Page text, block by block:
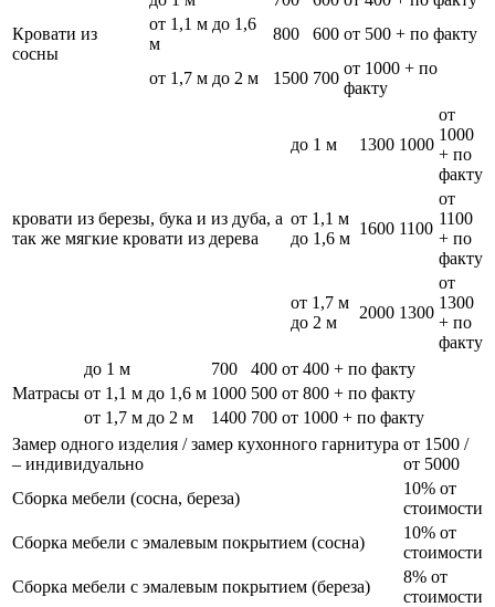
Кровати из
сосны
от 1,1 м до 1,6
м
800 600 от 500 + по факту
от 1,7 м до 2 м 1500 700
от 1000 + по
факту
кровати из березы, бука и из дуба, а
так же мягкие кровати из дерева
до 1 м 1300 1000
от
1000
+ по
факту
от 1,1 м
до 1,6 м
1600 1100
от
1100
+ по
факту
от 1,7 м
до 2 м
2000 1300
от
1300
+ по
факту
Матрасы
до 1 м 700 400 от 400 + по факту
от 1,1 м до 1,6 м 1000 500 от 800 + по факту
от 1,7 м до 2 м
1400 700 от 1000 + по факту
Замер одного изделия / замер кухонного гарнитура
– индивидуально
от 1500 /
от 5000
Сборка мебели (сосна, береза)
10% от
стоимости
Сборка мебели с эмалевым покрытием (сосна)
10% от
стоимости
Сборка мебели с эмалевым покрытием (береза)
8% от
стоимости